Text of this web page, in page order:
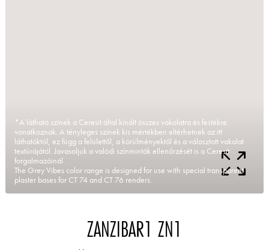
*A látható színek a Ceresit által kínált összes vakolatra és festékre
vonatkoznak. A tényleges színek kis mértékben eltérhetnek az itt
láthatóktól, ez függ a felülettől, a körülményektől és a választott vakolat
textúrájától. Javasoljuk a valódi színminták ellenőrzését is a Ceresit
forgalmazóinál.
The Grey Vibes color range is designed for use with special transparent
plaster bases for CT 74 and CT 76 renders.
ZANZIBAR1 ZN1